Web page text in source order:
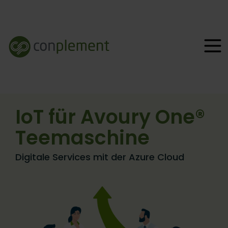
IoT für Avoury One®
Teemaschine
Digitale Services mit der Azure Cloud